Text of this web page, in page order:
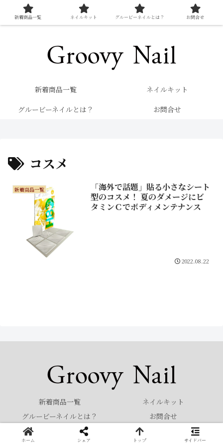
新着商品一覧
ネイルキット
グルービーネイルとは？
お問合せ
コスメ
新着商品一覧
「海外で話題」貼る小さなシート
型のコスメ！ 夏のダメージにビ
タミンＣでボディメンテナンス
2022.08.22
新着商品一覧
ネイルキット
グルービーネイルとは？
お問合せ
© 2022 Groovy Nail.
新着商品一覧 ネイルキット グルービーネイルとは？ お問合せ
ホーム シェア トップ サイドバー